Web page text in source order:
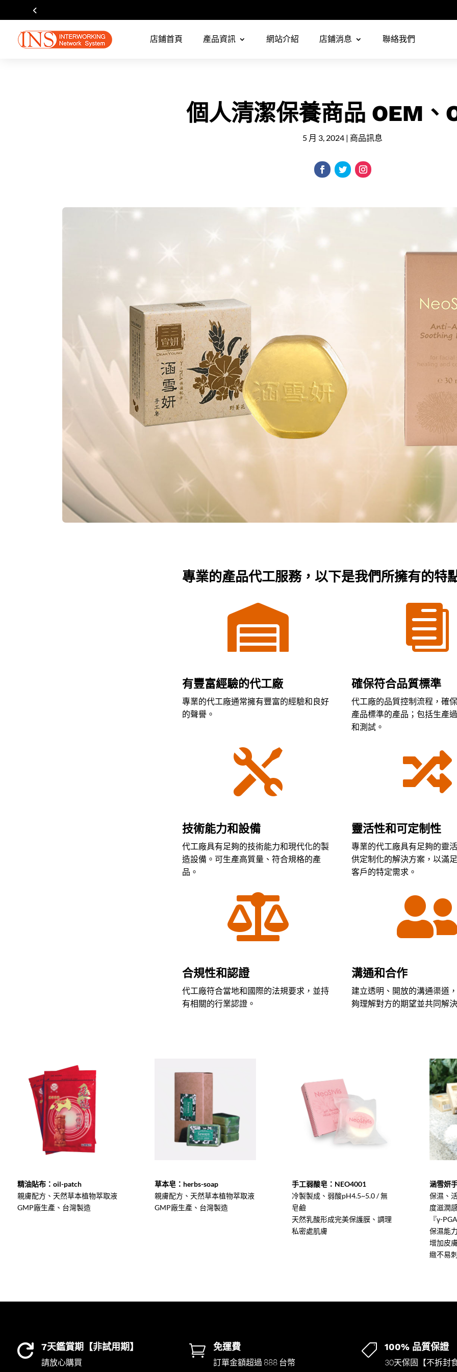
店鋪首頁 產品資訊 網站介紹 店鋪消息 聯絡我們
個人清潔保養商品 OEM、
5 月 3, 2024 | 商品訊息
專業的產品代工服務，以下是我們所擁有的特

有豐富經驗的代工廠
專業的代工廠通常擁有豐富的經驗和良好
的聲譽。

確保符合品質標準
代工廠的品質控制流程，確
產品標準的產品；包括生產
和測試。

技術能力和設備
代工廠具有足夠的技術能力和現代化的製
造設備。可生產高質量、符合規格的產
品。

靈活性和可定制性
專業的代工廠具有足夠的靈
供定制化的解決方案，以滿
客戶的特定需求。

合規性和認證
代工廠符合當地和國際的法規要求，並持
有相關的行業認證。
溝通和合作
建立透明、開放的溝通渠道
夠理解對方的期望並共同解
精油貼布：oil-patch
親膚配方、天然草本植物萃取液
GMP廠生產、台灣製造
草本皂：herbs-soap
親膚配方、天然草本植物萃取液
GMP廠生產、台灣製造
手工弱酸皂：NEO4001
冷製製成、弱酸pH4.5~5.0 / 無
皂鹼
天然乳酸形成完美保護膜、調理
私密處肌膚
涵雪妍
保濕、
度滋潤
『γ-
保濕能
增加皮
緻不易
 7天鑑賞期【非試用期】
請放心購買
 免運費
訂單金額超過 888 台幣
 100% 品質保證
30天保固【不拆封